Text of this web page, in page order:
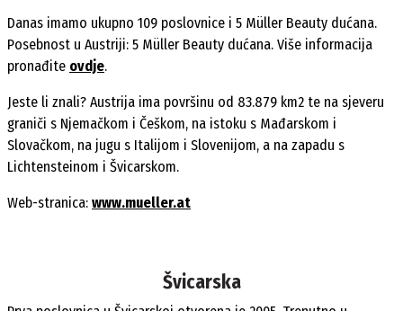
Danas imamo ukupno 109 poslovnice i 5 Müller Beauty dućana.
Posebnost u Austriji: 5 Müller Beauty dućana. Više informacija
pronađite ovdje.
Jeste li znali? Austrija ima površinu od 83.879 km2 te na sjeveru
graniči s Njemačkom i Češkom, na istoku s Mađarskom i
Slovačkom, na jugu s Italijom i Slovenijom, a na zapadu s
Lichtensteinom i Švicarskom.
Web-stranica: www.mueller.at
Švicarska